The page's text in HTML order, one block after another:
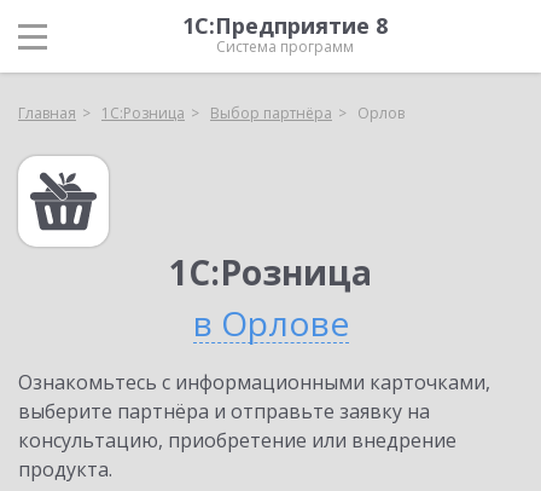
1С:Предприятие 8
Система программ
Главная 1С:Розница Выбор партнёра Орлов
1С:Розница
в Орлове
Ознакомьтесь с информационными карточками,
выберите партнёра и отправьте заявку на
консультацию, приобретение или внедрение
продукта.